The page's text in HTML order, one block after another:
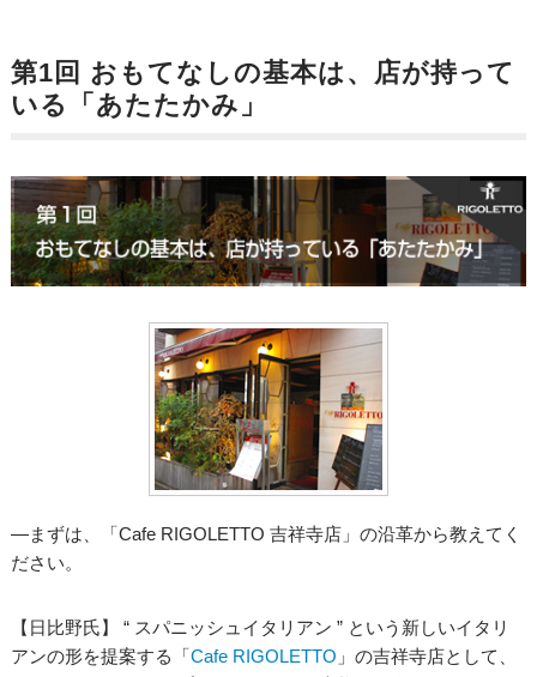
第1回 おもてなしの基本は、店が持って
いる「あたたかみ」
―まずは、「Cafe RIGOLETTO 吉祥寺店」の沿革から教えてく
ださい。
【日比野氏】 “ スパニッシュイタリアン ” という新しいイタリ
アンの形を提案する「Cafe RIGOLETTO 」の吉祥寺店として、